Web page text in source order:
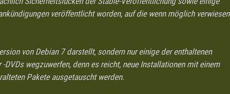
veröffentlicht worden, auf die wenn möglich verwiesen
von Debian 7 darstellt, sondern nur einige der enthaltenen
wegzuwerfen, denn es reicht, neue Installationen mit einem
Pakete ausgetauscht werden.